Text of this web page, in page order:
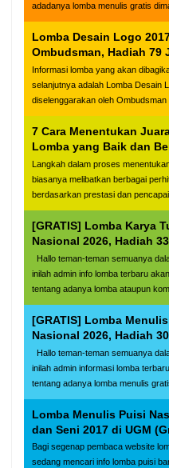
adadanya lomba menulis gratis
Lomba Desain Logo
Ombudsman, Hadiah 79
Informasi lomba yang akan
selanjutnya adalah Lomba Desain
diselenggarakan oleh Ombudsman
7 Cara Menentukan
Lomba yang Baik dan
Langkah dalam proses
biasanya melibatkan berbagai
berdasarkan prestasi dan
[GRATIS] Lomba Karya
Nasional 2026, Hadiah
Hallo teman-teman semuanya
inilah admin info lomba terbaru
tentang adanya lomba ataupun
[GRATIS] Lomba
Nasional 2026, Hadiah
Hallo teman-teman semuanya
inilah admin informasi lomba
tentang adanya lomba menulis
Lomba Menulis Puisi
dan Seni 2017 di UGM
Bagi segenap pembaca website
sedang mencari info lomba puisi